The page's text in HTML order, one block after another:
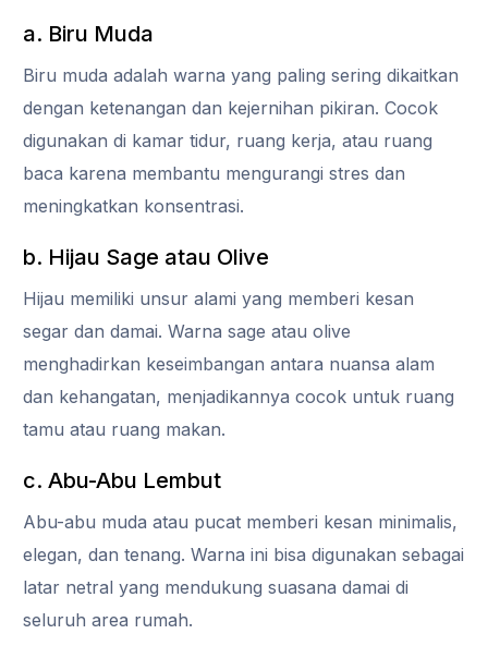
a. Biru Muda
Biru muda adalah warna yang paling sering dikaitkan
dengan ketenangan dan kejernihan pikiran. Cocok
digunakan di kamar tidur, ruang kerja, atau ruang
baca karena membantu mengurangi stres dan
meningkatkan konsentrasi.
b. Hijau Sage atau Olive
Hijau memiliki unsur alami yang memberi kesan
segar dan damai. Warna sage atau olive
menghadirkan keseimbangan antara nuansa alam
dan kehangatan, menjadikannya cocok untuk ruang
tamu atau ruang makan.
c. Abu-Abu Lembut
Abu-abu muda atau pucat memberi kesan minimalis,
elegan, dan tenang. Warna ini bisa digunakan sebagai
latar netral yang mendukung suasana damai di
seluruh area rumah.